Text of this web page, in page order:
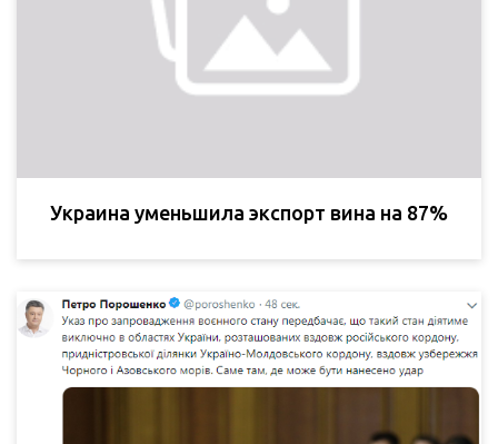
Украина уменьшила экспорт вина на 87%